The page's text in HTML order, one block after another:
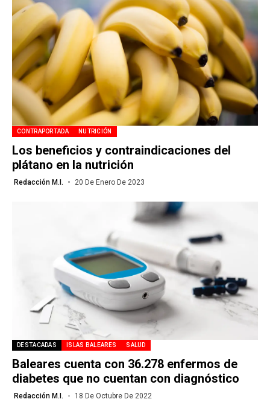
CONTRAPORTADA NUTRICIÓN
Los beneficios y contraindicaciones del
plátano en la nutrición
Redacción M.I. 20 De Enero De 2023
DESTACADAS ISLAS BALEARES SALUD
Baleares cuenta con 36.278 enfermos de
diabetes que no cuentan con diagnóstico
Redacción M.I. 18 De Octubre De 2022